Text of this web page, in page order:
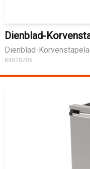
Dienblad-
Dienblad-
89020206